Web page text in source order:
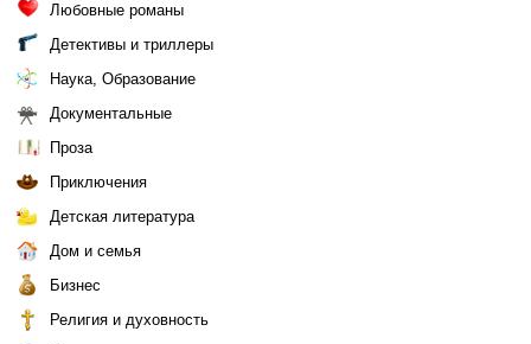
Любовные романы
Детективы и триллеры
Наука, Образование
Документальные
Проза
Приключения
Детская литература
Дом и семья
Бизнес
Религия и духовность